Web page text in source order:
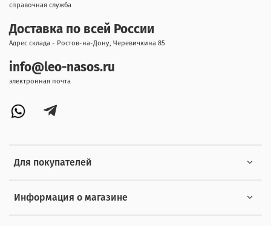
Для покупателей
Информация о магазине
справочная служба
Доставка по всей России
Адрес склада - Ростов-на-Дону, Черевичкина 85
info@leo-nasos.ru
электронная почта